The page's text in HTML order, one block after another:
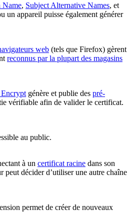
Name, Subject Alternative Names, et
un appareil puisse également générer
web (tels que Firefox) gèrent
reconnus par la plupart des magasins
Encrypt génère et publie des pré-
vérifiable afin de valider le certificat.
au public.
à un certificat racine dans son
peut décider d’utiliser une autre chaîne
permet de créer de nouveaux